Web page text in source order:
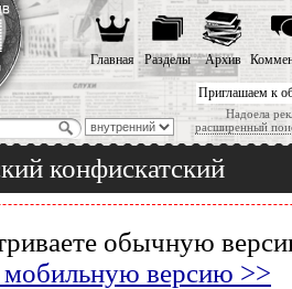
Приглашаем к
Надоела
расширенный
Главная Разделы Архив
конфискатский
обычную
мобильную версию >>